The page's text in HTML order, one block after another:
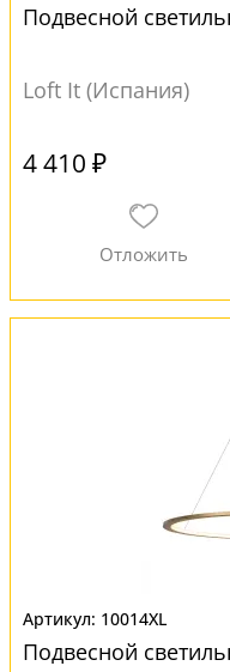
Подвесной
Loft It (Испания)
4 410 ₽
10014XL
Подвесной